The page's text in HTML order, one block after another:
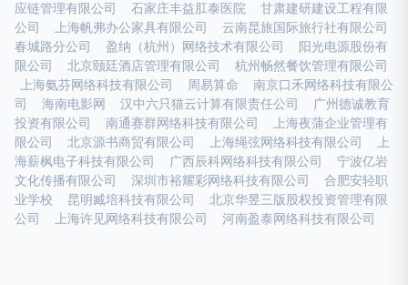
应链管理有限公司
石家庄丰益肛泰医院
甘肃建研建设工程有限
公司
上海帆弗办公家具有限公司
云南昆旅国际旅行社有限公司
春城路分公司
盈纳（杭州）网络技术有限公司
阳光电源股份有
限公司
北京颐廷酒店管理有限公司
杭州畅然餐饮管理有限公司
上海氨芬网络科技有限公司
周易算命
南京口禾网络科技有限公
司
海南电影网 汉中六只猫云计算有限责任公司
广州德诚教育
投资有限公司
南通赛群网络科技有限公司
上海夜蒲企业管理有
限公司
北京源书商贸有限公司 上海绳弦网络科技有限公司
上
海薪枫电子科技有限公司
广西辰科网络科技有限公司
宁波亿岩
文化传播有限公司
深圳市裕耀彩网络科技有限公司
合肥安轻职
业学校
昆明臧培科技有限公司
北京华昱三版股权投资管理有限
公司
上海许见网络科技有限公司 河南盈泰网络科技有限公司